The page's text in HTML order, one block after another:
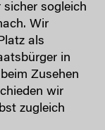
sicher sogleich
Wir
als
in
Zusehen
wir
zugleich